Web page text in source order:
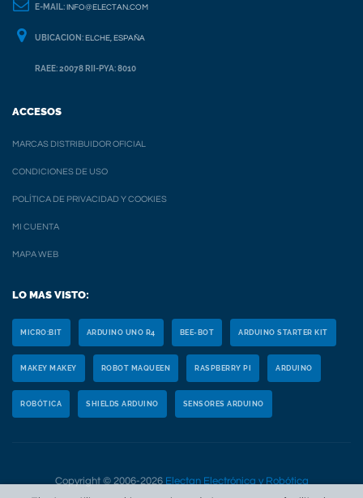
E-MAIL: INFO@ELECTAN.COM
UBICACION: ELCHE, ESPAÑA
RAEE: 20078 RII-PYA: 8010
ACCESOS
MARCAS DISTRIBUIDOR OFICIAL
CONDICIONES DE USO
POLÍTICA DE PRIVACIDAD Y COOKIES
MI CUENTA
MAPA WEB
LO MAS VISTO:
MICRO:BIT ARDUINO UNO R4 BEE-BOT ARDUINO STARTER KIT
MAKEY MAKEY ROBOT MAQUEEN RASPBERRY PI ARDUINO
ROBÓTICA SHIELDS ARDUINO SENSORES ARDUINO
Copyright © 2006-2026 Electan Electrónica y Robótica